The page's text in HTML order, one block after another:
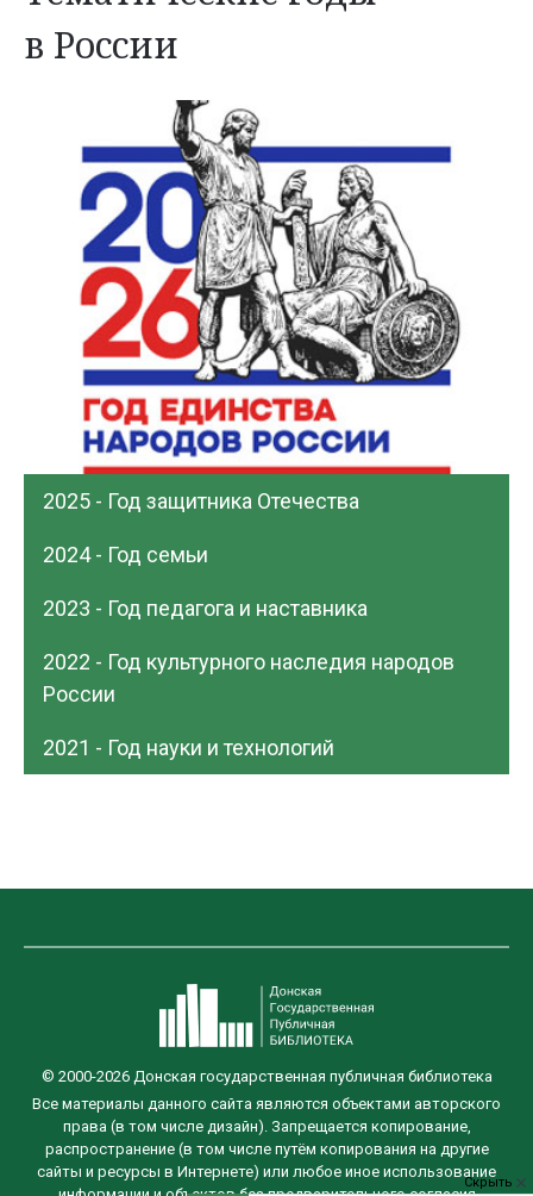
в России
2025 - Год защитника Отечества
2024 - Год семьи
2023 - Год педагога и наставника
2022 - Год культурного наследия народов
России
2021 - Год науки и технологий
Скрыть
© 2000-2026 Донская государственная публичная библиотека
Все материалы данного сайта являются объектами авторского
права (в том числе дизайн). Запрещается копирование,
распространение (в том числе путём копирования на другие
сайты и ресурсы в Интернете) или любое иное использование